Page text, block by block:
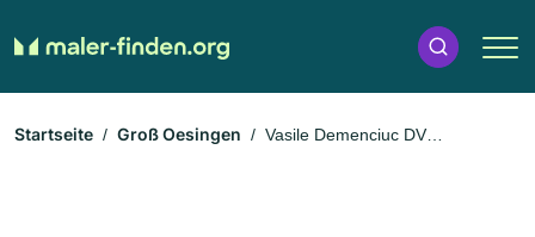
Startseite Groß Oesingen
Vasile Demenciuc DV